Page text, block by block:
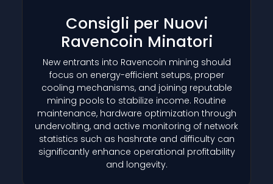
Consigli per Nuovi
Ravencoin Minatori
New entrants into Ravencoin mining should
focus on energy-efficient setups, proper
cooling mechanisms, and joining reputable
mining pools to stabilize income. Routine
maintenance, hardware optimization through
undervolting, and active monitoring of network
statistics such as hashrate and difficulty can
significantly enhance operational profitability
and longevity.